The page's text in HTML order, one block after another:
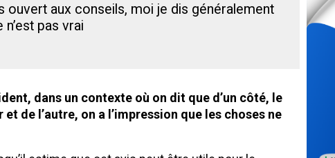
ouvert aux conseils, moi je dis généralement
n’est pas vrai
dans un contexte où on dit que d’un côté, le
de l’autre, on a l’impression que les choses ne